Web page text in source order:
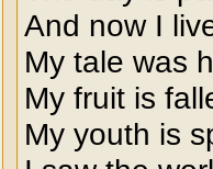
And now I
My tale was
My fruit is
My youth is